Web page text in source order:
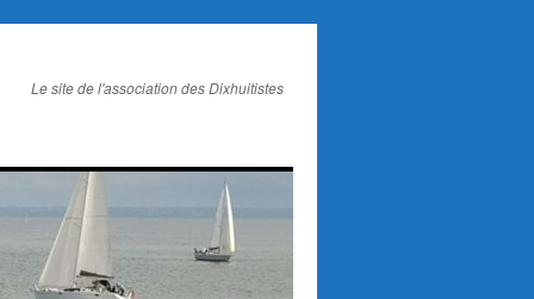
Le site de l'association des Dixhuitistes